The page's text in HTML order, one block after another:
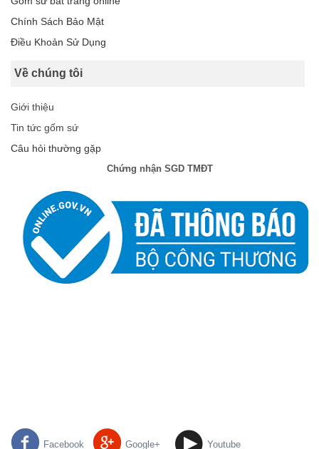
Chính Sách Bảo Mật
Điều Khoản Sử Dụng
Về chúng tôi
Giới thiệu
Tin tức gốm sứ
Câu hỏi thường gặp
Chứng nhận SGD TMĐT
Facebook Google+ Youtube